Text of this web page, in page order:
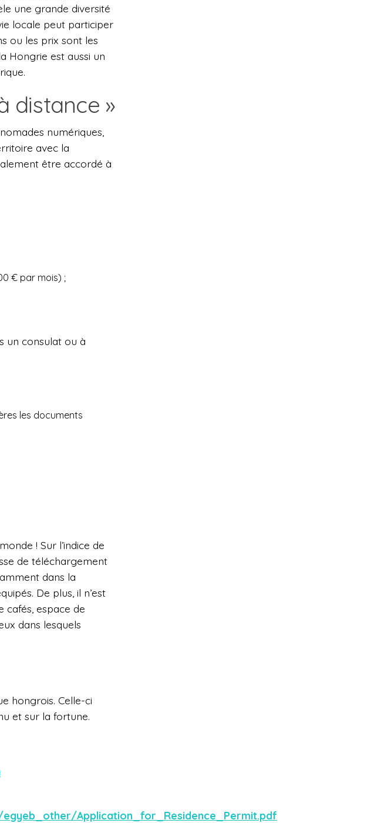
une grande diversité
locale peut participer
ou les prix sont les
Hongrie est aussi un
distance »
numériques,
avec la
être accordé à
€ par mois) ;
un consulat ou à
les documents
! Sur l’indice de
de téléchargement
dans la
De plus, il n’est
cafés, espace de
dans lesquels
hongrois. Celle-ci
et sur la fortune.
Application_for_Residence_Permit.pdf